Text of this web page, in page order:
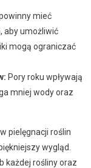
mieć
aby umożliwić
mogą ograniczać
Pory roku wpływają
mniej wody oraz
pielęgnacji roślin
wygląd.
każdej rośliny oraz